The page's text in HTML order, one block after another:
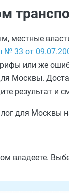
местные
№ 33 от
или же
Москвы.
результат и
для Москвы
владеете.